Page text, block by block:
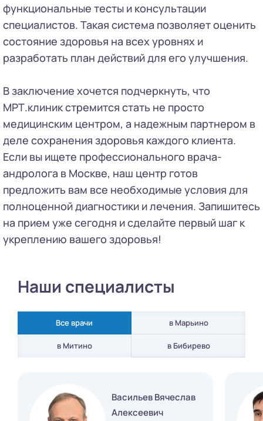
функциональные тесты и консультации
специалистов. Такая система позволяет оценить
состояние здоровья на всех уровнях и
разработать план действий для его улучшения.
В заключение хочется подчеркнуть, что
МРТ.клиник стремится стать не просто
медицинским центром, а надежным партнером в
деле сохранения здоровья каждого клиента.
Если вы ищете профессионального врача-
андролога в Москве, наш центр готов
предложить вам все необходимые условия для
полноценной диагностики и лечения. Запишитесь
на прием уже сегодня и сделайте первый шаг к
укреплению вашего здоровья!
Наши специалисты
Все врачи в Марьино
в Митино в Бибирево
Васильев Вячеслав
Алексеевич